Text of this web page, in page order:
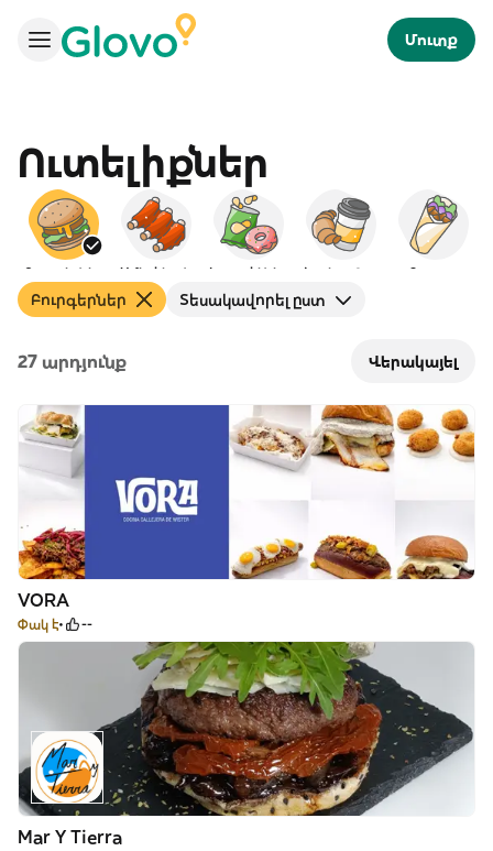
Մուտք
Ուտելիքներ
Բուրգերներ Ամերիկյան Խորտիկներ Նախաճաշ Քյաբաբ
Բուրգերներ Տեսակավորել ըստ
27 արդյունք Վերակայել
VORA
Փակ է --
Mar Y Tierra